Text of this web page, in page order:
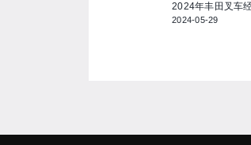
2024年丰田叉车
2024-05-29